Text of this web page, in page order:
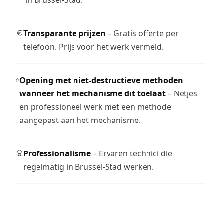
Transparante prijzen – Gratis offerte per
telefoon. Prijs voor het werk vermeld.
Opening met niet-destructieve methoden
wanneer het mechanisme dit toelaat– Netjes
en professioneel werk met een methode
aangepast aan het mechanisme.
Professionalisme– Ervaren technici die
regelmatig in Brussel-Stad werken.